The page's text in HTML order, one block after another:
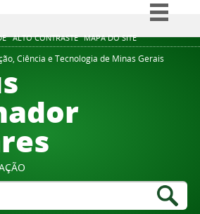
ALTO CONTRASTE MAPA DO SITE
Simplifique!
Comunica BR
Ciência e Tecnologia de Minas Gerais